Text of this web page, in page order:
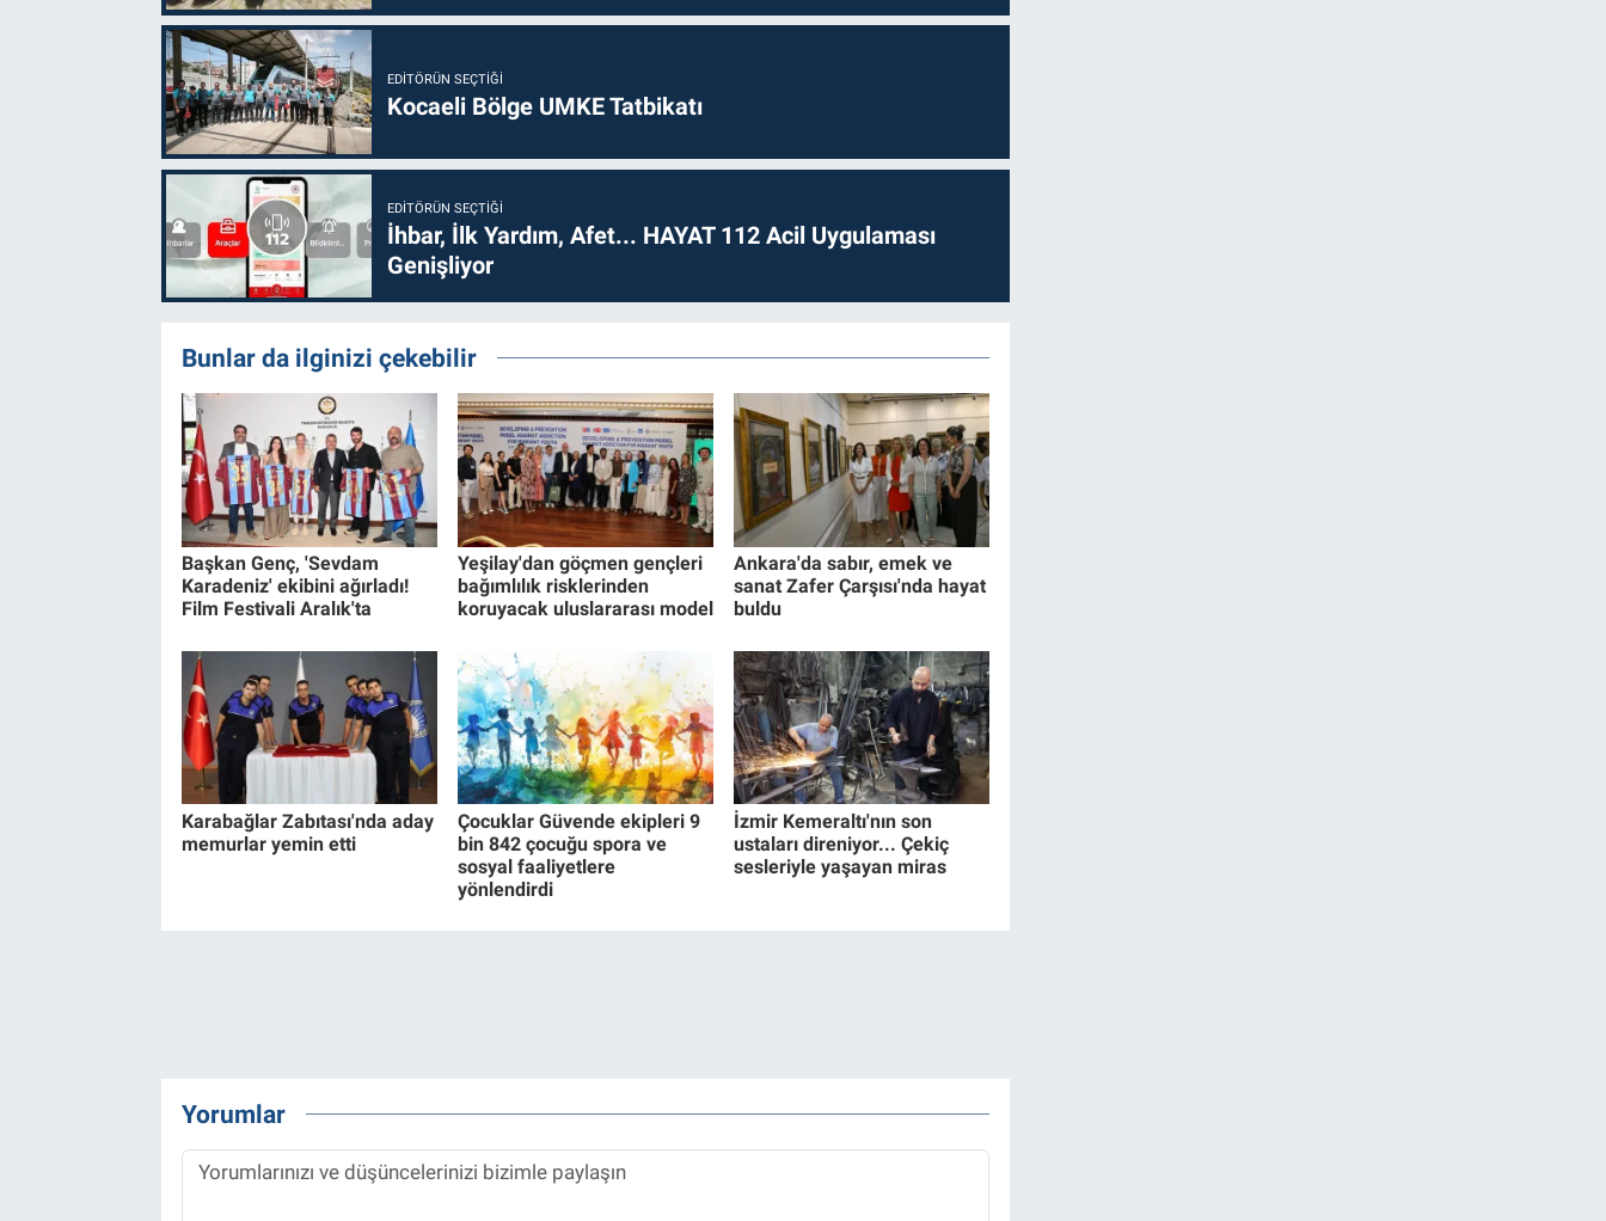
EDITÖRÜN SEÇTIĞI
Kocaeli Bölge UMKE Tatbikatı
EDITÖRÜN SEÇTIĞI
İhbar, İlk Yardım, Afet... HAYAT 112 Acil Uygulaması
Genişliyor
Bunlar da ilginizi çekebilir
Başkan Genç, 'Sevdam
Karadeniz' ekibini ağırladı!
Film Festivali Aralık'ta
Yeşilay'dan göçmen gençleri
bağımlılık risklerinden
koruyacak uluslararası model
Ankara'da sabır, emek ve
sanat Zafer Çarşısı'nda hayat
buldu
Karabağlar Zabıtası'nda aday
memurlar yemin etti
Çocuklar Güvende ekipleri 9
bin 842 çocuğu spora ve
sosyal faaliyetlere
yönlendirdi
İzmir Kemeraltı'nın son
ustaları direniyor... Çekiç
sesleriyle yaşayan miras
Yorumlar